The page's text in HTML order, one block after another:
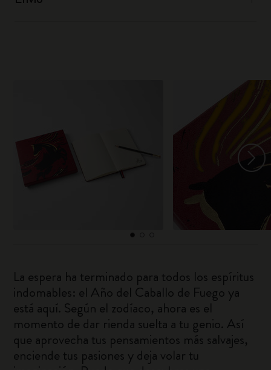
La espera ha terminado para todos los espíritus
indomables: el Año del Caballo de Fuego ya
está aquí. Según el zodíaco, ahora es el
momento de dar rienda suelta a tu genio. Así
que aprovecha tus pensamientos más salvajes,
enciende tus pasiones y deja volar tu